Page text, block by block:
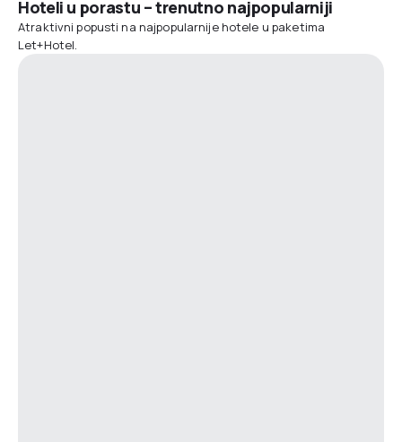
Hoteli u porastu – trenutno najpopularniji
Atraktivni popusti na najpopularnije hotele u paketima
Let+Hotel.